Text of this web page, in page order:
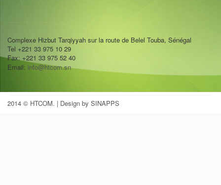
Complexe Hizbut Tarqiyyah sur la route de Belel Touba, Sénégal
Tel +221 33 975 10 29
Fax: +221 33 975 52 40
Email: info@htcom.sn
2014 © HTCOM. | Design by SINAPPS